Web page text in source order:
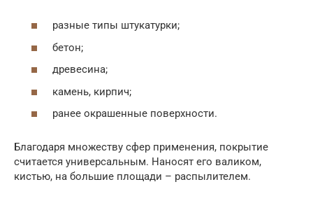
разные типы штукатурки;
бетон;
древесина;
камень, кирпич;
ранее окрашенные поверхности.
Благодаря множеству сфер применения, покрытие
считается универсальным. Наносят его валиком,
кистью, на большие площади – распылителем.